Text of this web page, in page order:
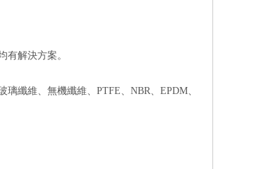
有解決方案。
纖維、無機纖維、PTFE、NBR、EPDM、